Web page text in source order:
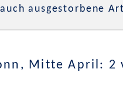
ausgestorbene
Mitte April: 2